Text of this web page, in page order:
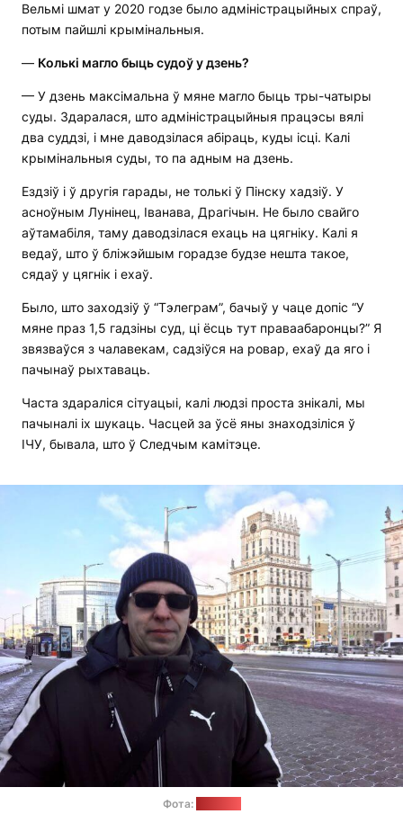
Вельмі шмат у 2020 годзе было адміністрацыйных спраў,
потым пайшлі крымінальныя.
— Колькі магло быць судоў у дзень?
— У дзень максімальна ў мяне магло быць тры-чатыры
суды. Здаралася, што адміністрацыйныя працэсы вялі
два суддзі, і мне даводзілася абіраць, куды ісці. Калі
крымінальныя суды, то па адным на дзень.
Ездзіў і ў другія гарады, не толькі ў Пінску хадзіў. У
асноўным Лунінец, Іванава, Драгічын. Не было свайго
аўтамабіля, таму даводзілася ехаць на цягніку. Калі я
ведаў, што ў бліжэйшым горадзе будзе нешта такое,
сядаў у цягнік і ехаў.
Было, што заходзіў ў “Тэлеграм”, бачыў у чаце допіс “У
мяне праз 1,5 гадзіны суд, ці ёсць тут праваабаронцы?” Я
звязваўся з чалавекам, садзіўся на ровар, ехаў да яго і
пачынаў рыхтаваць.
Часта здараліся сітуацыі, калі людзі проста знікалі, мы
пачыналі іх шукаць. Часцей за ўсё яны знаходзіліся ў
ІЧУ, бывала, што ў Следчым камітэце.
Фота: